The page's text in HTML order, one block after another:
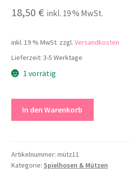
18,50 € inkl. 19 % MwSt.
inkl. 19 % MwSt. zzgl. Versandkosten
Lieferzeit: 3-5 Werktage
1 vorrätig
In den Warenkorb
Artikelnummer: mütz11
Kategorie: Spielhosen & Mützen